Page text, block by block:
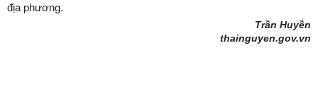
địa phương.
Trần Huyền
thainguyen.gov.vn